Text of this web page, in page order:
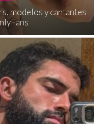
modelos y cantantes